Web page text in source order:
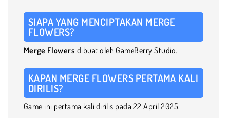
SIAPA YANG MENCIPTAKAN MERGE
FLOWERS?
Merge Flowers dibuat oleh GameBerry Studio.
KAPAN MERGE FLOWERS PERTAMA KALI
DIRILIS?
Game ini pertama kali dirilis pada 22 April 2025.